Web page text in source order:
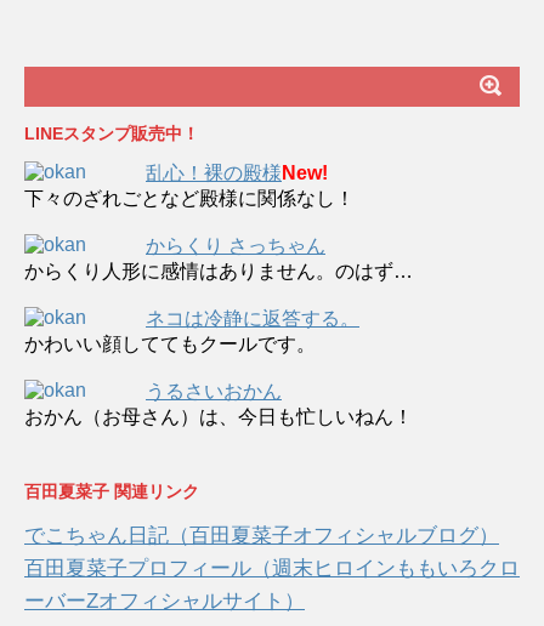
LINEスタンプ販売中！
乱心！裸の殿様 New!
下々のざれごとなど殿様に関係なし！
からくり さっちゃん
からくり人形に感情はありません。のはず…
ネコは冷静に返答する。
かわいい顔しててもクールです。
うるさいおかん
おかん（お母さん）は、今日も忙しいねん！
百田夏菜子 関連リンク
でこちゃん日記（百田夏菜子オフィシャルブログ）
百田夏菜子プロフィール（週末ヒロインももいろクロ
ーバーZオフィシャルサイト）